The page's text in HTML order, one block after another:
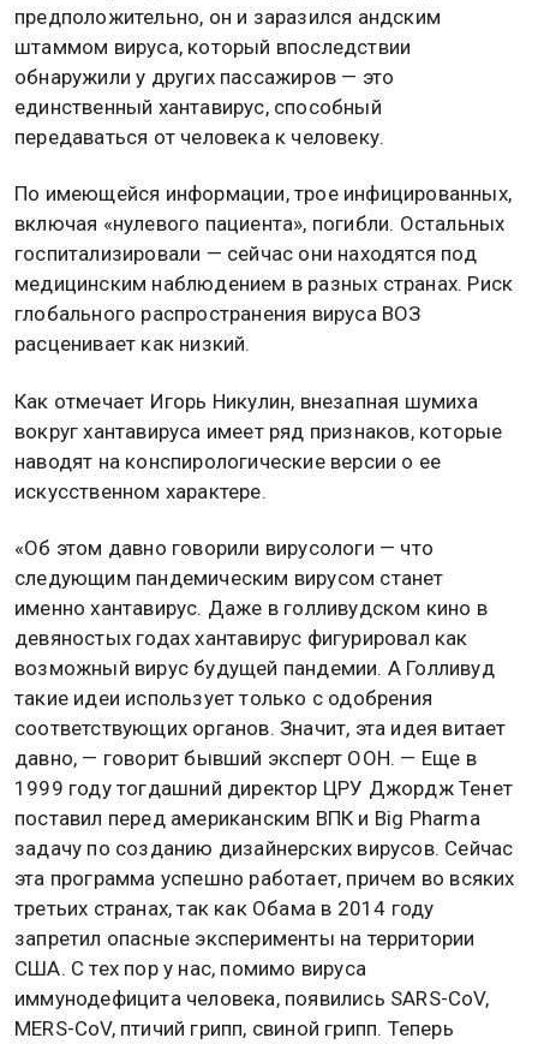
предположительно, он и заразился андским
штаммом вируса, который впоследствии
обнаружили у других пассажиров — это
единственный хантавирус, способный
передаваться от человека к человеку.
По имеющейся информации, трое инфицированных,
включая «нулевого пациента», погибли. Остальных
госпитализировали — сейчас они находятся под
медицинским наблюдением в разных странах. Риск
глобального распространения вируса ВОЗ
расценивает как низкий.
Как отмечает Игорь Никулин, внезапная шумиха
вокруг хантавируса имеет ряд признаков, которые
наводят на конспирологические версии о ее
искусственном характере.
«Об этом давно говорили вирусологи — что
следующим пандемическим вирусом станет
именно хантавирус. Даже в голливудском кино в
девяностых годах хантавирус фигурировал как
возможный вирус будущей пандемии. А Голливуд
такие идеи использует только с одобрения
соответствующих органов. Значит, эта идея витает
давно, — говорит бывший эксперт ООН. — Еще в
1999 году тогдашний директор ЦРУ Джордж Тенет
поставил перед американским ВПК и Big Pharma
задачу по созданию дизайнерских вирусов. Сейчас
эта программа успешно работает, причем во всяких
третьих странах, так как Обама в 2014 году
запретил опасные эксперименты на территории
США. С тех пор у нас, помимо вируса
иммунодефицита человека, появились SARS-CoV,
MERS-CoV, птичий грипп, свиной грипп. Теперь